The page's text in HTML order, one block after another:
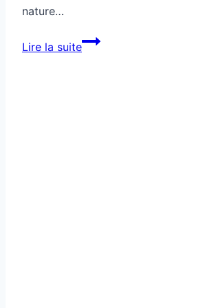
nature…
Lire la suiteDestination